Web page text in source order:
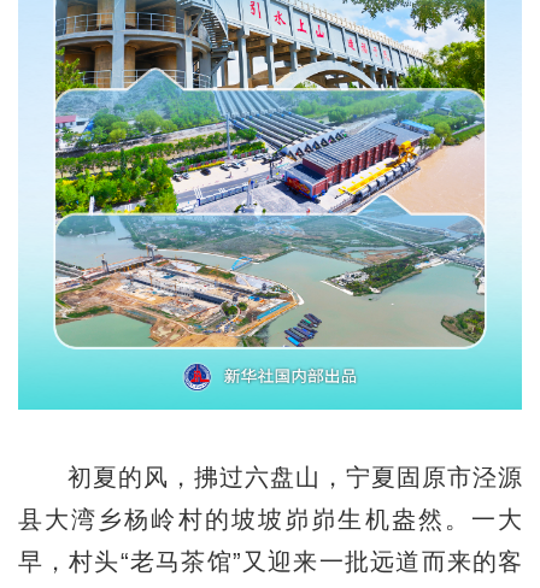
初夏的风，拂过六盘山，宁夏固原市泾源
县大湾乡杨岭村的坡坡峁峁生机盎然。一大
早，村头“老马茶馆”又迎来一批远道而来的客